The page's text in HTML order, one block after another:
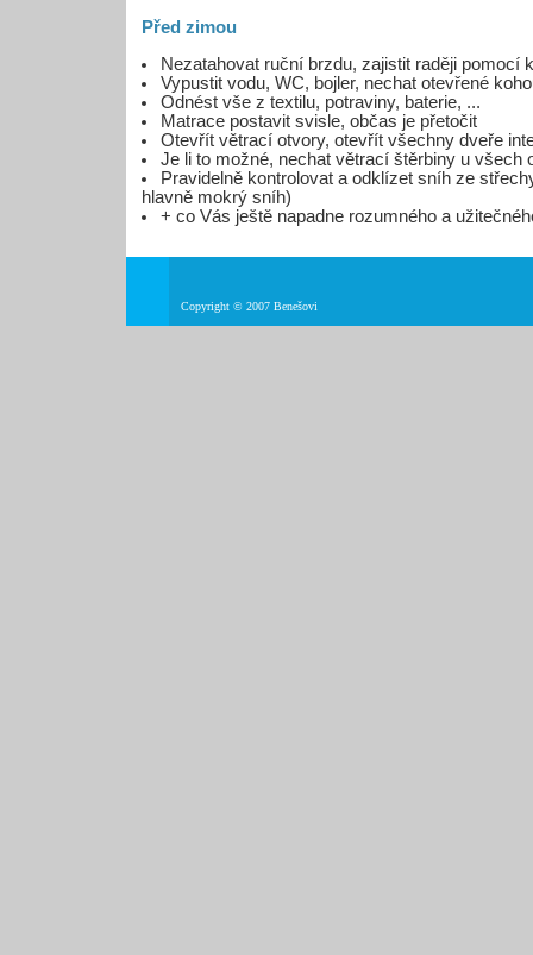
Před zimou
Nezatahovat ruční brzdu, zajistit raději pomocí
Vypustit vodu, WC, bojler, nechat otevřené
Odnést vše z textilu, potraviny, baterie, ...
Matrace postavit svisle, občas je přetočit
Otevřít větrací otvory, otevřít všechny dveře
Je li to možné, nechat větrací štěrbiny u všech
Pravidelně kontrolovat a odklízet sníh ze
hlavně mokrý sníh)
+ co Vás ještě napadne rozumného a
Copyright © 2007 Benešovi